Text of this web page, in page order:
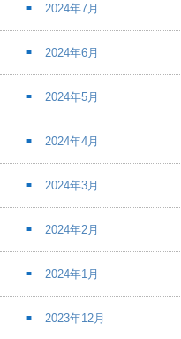
2024年7月
2024年6月
2024年5月
2024年4月
2024年3月
2024年2月
2024年1月
2023年12月